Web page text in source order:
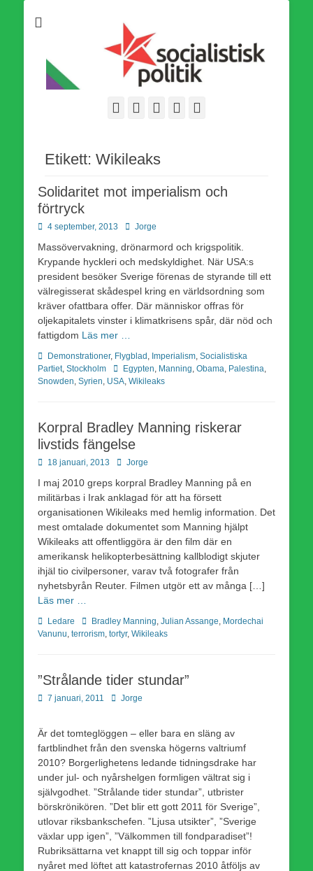
världsomfattande socialistiska Fjärde Internationalen och en viktig
tillgång i kampen för en socialistisk framtid!
FacebookWebbflöde
Instagram
Etikett: Wikileaks
Solidaritet mot imperialism och
förtryck
Publicerad
4 september, 2013 Författare
Jorge
Massövervakning, drönarmord och krigspolitik.
Krypande hyckleri och medskyldighet. När USA:s
president besöker Sverige förenas de styrande till ett
välregisserat skådespel kring en världsordning som
kräver ofattbara offer. Där människor offras för
oljekapitalets vinster i klimatkrisens spår, där nöd och
fattigdom Läs mer …
Kategorier
Demonstrationer, Flygblad Imperialism Socialistiska
Partiet, Stockholm Etiketter
Egypten Manning Obama Palestina
Snowden Syrien USA Wikileaks
Korpral Bradley Manning riskerar
livstids fängelse
Publicerad
18 januari, 2013 Författare
Jorge
I maj 2010 greps korpral Bradley Manning på en
militärbas i Irak anklagad för att ha försett
organisationen Wikileaks med hemlig information. Det
mest omtalade dokumentet som Manning hjälpt
Wikileaks att offentliggöra är den film där en
amerikansk helikopterbesättning kallblodigt skjuter
ihjäl tio civilpersoner, varav två fotografer från
nyhetsbyrån Reuter. Filmen utgör ett av många […]
Läs mer …
Kategorier
Ledare Etiketter
Bradley Manning Julian Assange Mordechai
Vanunu terrorism tortyr, Wikileaks
”Strålande tider stundar”
Publicerad
7 januari, 2011 Författare
Jorge
Är det tomteglöggen – eller bara en släng av
fartblindhet från den svenska högerns valtriumf
2010? Borgerlighetens ledande tidningsdrake har
under jul- och nyårshelgen formligen vältrat sig i
självgodhet. ”Strålande tider stundar”, utbrister
börskrönikören. ”Det blir ett gott 2011 för Sverige”,
utlovar riksbankschefen. ”Ljusa utsikter”, ”Sverige
växlar upp igen”, ”Välkommen till fondparadiset”!
Rubriksättarna vet knappt till sig och toppar inför
nyåret med löftet att katastrofernas 2010 åtföljs av